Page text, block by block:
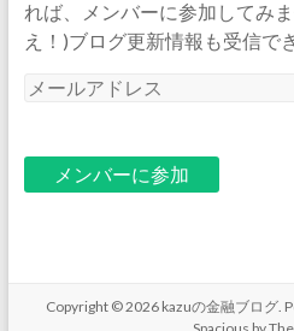
れば、メンバーに参加してみ
え！)ブログ更新情報も受信で
メ
Copyright © 2026 kazuの金融ブログ.